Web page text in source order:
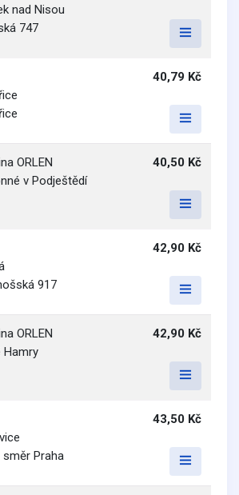
nad Nisou
747
40,79 Kč
ORLEN
v Podještědí
40,50 Kč
917
42,90 Kč
ORLEN
Hamry
42,90 Kč
směr Praha
43,50 Kč